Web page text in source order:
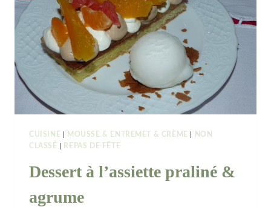
À
VANILLE
CUISINE MOUSSE & ENTREMET & CRÈME
NON
CLASSÉ
REPAS DE FÊTE
Dessert à l’assiette praliné &
agrume